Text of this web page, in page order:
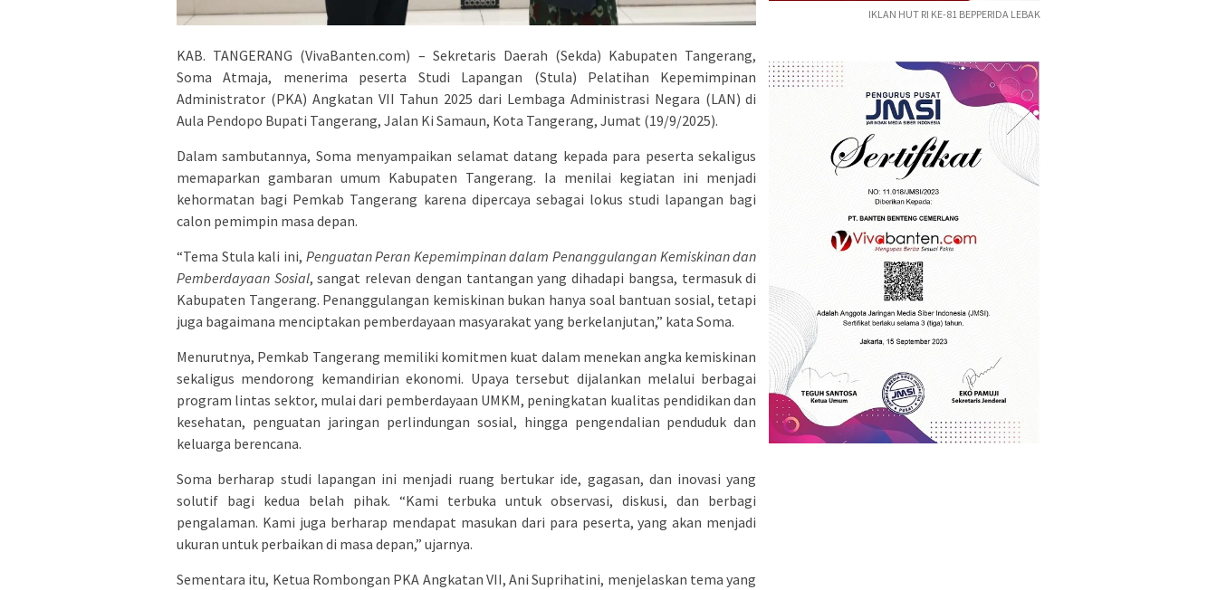
KAB. TANGERANG (VivaBanten.com) – Sekretaris Daerah (Sekda) Kabupaten Tangerang,
Soma Atmaja, menerima peserta Studi Lapangan (Stula) Pelatihan Kepemimpinan
Administrator (PKA) Angkatan VII Tahun 2025 dari Lembaga Administrasi Negara (LAN) di
Aula Pendopo Bupati Tangerang, Jalan Ki Samaun, Kota Tangerang, Jumat (19/9/2025).
Dalam sambutannya, Soma menyampaikan selamat datang kepada para peserta sekaligus
memaparkan gambaran umum Kabupaten Tangerang. Ia menilai kegiatan ini menjadi
kehormatan bagi Pemkab Tangerang karena dipercaya sebagai lokus studi lapangan bagi
calon pemimpin masa depan.
“Tema Stula kali ini, Penguatan Peran Kepemimpinan dalam Penanggulangan Kemiskinan dan
Pemberdayaan Sosial, sangat relevan dengan tantangan yang dihadapi bangsa, termasuk di
Kabupaten Tangerang. Penanggulangan kemiskinan bukan hanya soal bantuan sosial, tetapi
juga bagaimana menciptakan pemberdayaan masyarakat yang berkelanjutan,” kata Soma.
Menurutnya, Pemkab Tangerang memiliki komitmen kuat dalam menekan angka kemiskinan
sekaligus mendorong kemandirian ekonomi. Upaya tersebut dijalankan melalui berbagai
program lintas sektor, mulai dari pemberdayaan UMKM, peningkatan kualitas pendidikan dan
kesehatan, penguatan jaringan perlindungan sosial, hingga pengendalian penduduk dan
keluarga berencana.
Soma berharap studi lapangan ini menjadi ruang bertukar ide, gagasan, dan inovasi yang
solutif bagi kedua belah pihak. “Kami terbuka untuk observasi, diskusi, dan berbagi
pengalaman. Kami juga berharap mendapat masukan dari para peserta, yang akan menjadi
ukuran untuk perbaikan di masa depan,” ujarnya.
Sementara itu, Ketua Rombongan PKA Angkatan VII, Ani Suprihatini, menjelaskan tema yang
IKLAN HUT RI KE-81 BEPPERIDA LEBAK